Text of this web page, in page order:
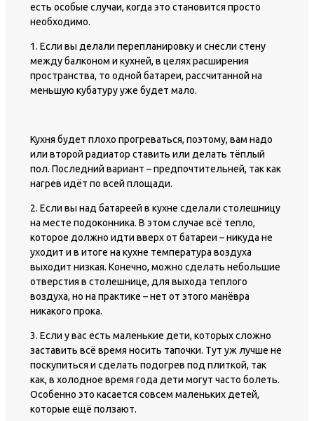
есть особые случаи, когда это становится просто
необходимо.
1. Если вы делали перепланировку и снесли стену
между балконом и кухней, в целях расширения
пространства, то одной батареи, рассчитанной на
меньшую кубатуру уже будет мало.
Кухня будет плохо прогреваться, поэтому, вам надо
или второй радиатор ставить или делать тёплый
пол. Последний вариант – предпочтительней, так как
нагрев идёт по всей площади.
2. Если вы над батареей в кухне сделали столешницу
на месте подоконника. В этом случае всё тепло,
которое должно идти вверх от батареи – никуда не
уходит и в итоге на кухне температура воздуха
выходит низкая. Конечно, можно сделать небольшие
отверстия в столешнице, для выхода теплого
воздуха, но на практике – нет от этого манёвра
никакого прока.
3. Если у вас есть маленькие дети, которых сложно
заставить всё время носить тапочки. Тут уж лучше не
поскупиться и сделать подогрев под плиткой, так
как, в холодное время года дети могут часто болеть.
Особенно это касается совсем маленьких детей,
которые ещё ползают.